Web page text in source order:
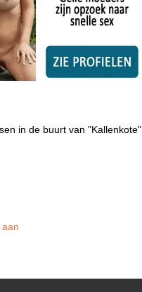
in de buurt van "Kallenkote".